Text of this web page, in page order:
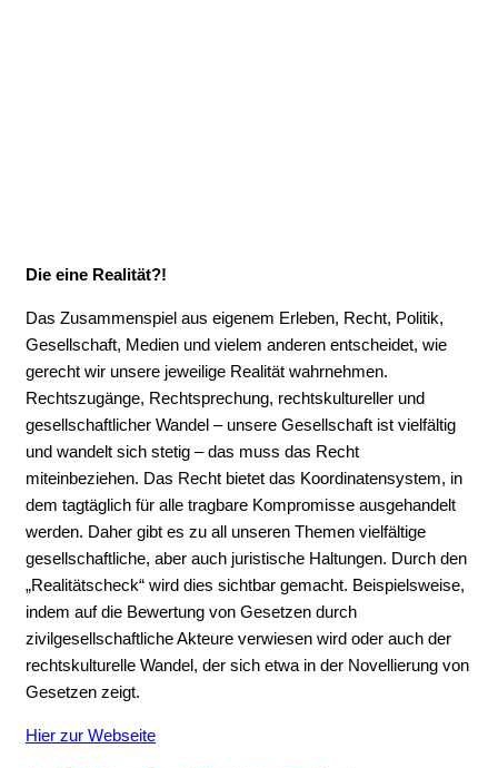
Die eine Realität?!
Das Zusammenspiel aus eigenem Erleben, Recht, Politik,
Gesellschaft, Medien und vielem anderen entscheidet, wie
gerecht wir unsere jeweilige Realität wahrnehmen.
Rechtszugänge, Rechtsprechung, rechtskultureller und
gesellschaftlicher Wandel – unsere Gesellschaft ist vielfältig
und wandelt sich stetig – das muss das Recht
miteinbeziehen. Das Recht bietet das Koordinatensystem, in
dem tagtäglich für alle tragbare Kompromisse ausgehandelt
werden. Daher gibt es zu all unseren Themen vielfältige
gesellschaftliche, aber auch juristische Haltungen. Durch den
„Realitätscheck“ wird dies sichtbar gemacht. Beispielsweise,
indem auf die Bewertung von Gesetzen durch
zivilgesellschaftliche Akteure verwiesen wird oder auch der
rechtskulturelle Wandel, der sich etwa in der Novellierung von
Gesetzen zeigt.
Hier zur Webseite